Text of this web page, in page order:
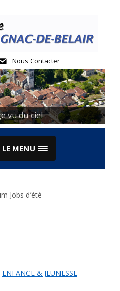
content
Nous Contacter
vu du ciel
LE MENU
Jobs d’été
ENFANCE & JEUNESSE